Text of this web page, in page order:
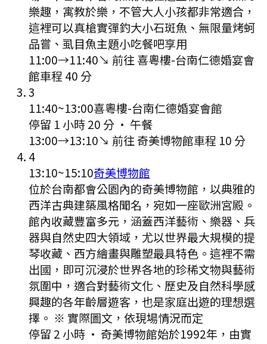
樂趣，寓教於樂，不管大人小孩都非常適合，
這裡可以真槍實彈釣大小石斑魚、無限量烤蚵
品嘗、虱目魚主題小吃餐吧享用
11:00→11:40↘ 前往 喜粵樓-台南仁德婚宴會
館車程 40 分
3
11:40~13:00喜粵樓-台南仁德婚宴會館
停留 1 小時 20 分 · 午餐
13:00→13:10↘ 前往 奇美博物館車程 10 分
4
13:10~15:10奇美博物館
位於台南都會公園內的奇美博物館，以典雅的
西洋古典建築風格聞名，宛如一座歐洲宮殿。
館內收藏豐富多元，涵蓋西洋藝術、樂器、兵
器與自然史四大領域，尤以世界最大規模的提
琴收藏、西方繪畫與雕塑最具特色。這裡不需
出國，即可沉浸於世界各地的珍稀文物與藝術
氛圍中，適合對藝術文化、歷史及自然科學感
興趣的各年齡層遊客，也是家庭出遊的理想選
擇。 ※ 實際圖文，依現場情況而定
停留 2 小時 · 奇美博物館始於1992年，由實